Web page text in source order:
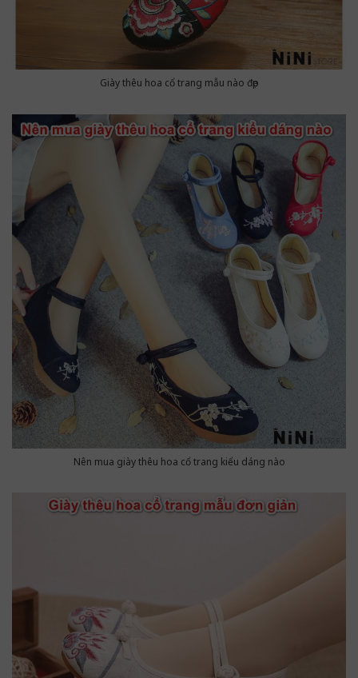
Giày thêu hoa cổ trang mẫu nào đẹp
Nên mua giày thêu hoa cổ trang kiểu dáng nào